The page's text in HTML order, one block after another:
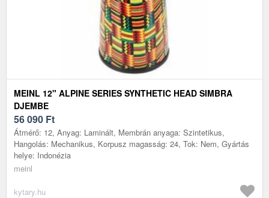
MEINL 12" ALPINE SERIES SYNTHETIC HEAD SIMBRA
DJEMBE
56 090 Ft
Átmérő: 12, Anyag: Laminált, Membrán anyaga: Szintetikus,
Hangolás: Mechanikus, Korpusz magasság: 24, Tok: Nem, Gyártás
helye: Indonézia
meinl
kytary.hu